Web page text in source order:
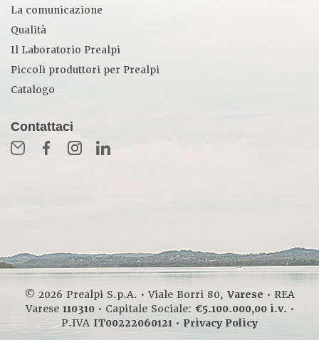
La comunicazione
Qualità
Il Laboratorio Prealpi
Piccoli produttori per Prealpi
Catalogo
Contattaci
© 2026 Prealpi S.p.A. • Viale Borri 80, Varese • REA
Varese 110310• Capitale Sociale: €5.100.000,00 i.v. •
P.IVA IT00222060121 • Privacy Policy